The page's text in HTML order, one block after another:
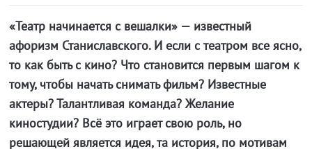
«Театр начинается с вешалки» — известный
афоризм Станиславского. И если с театром все ясно,
то как быть с кино? Что становится первым шагом к
тому, чтобы начать снимать фильм? Известные
актеры? Талантливая команда? Желание
киностудии? Всё это играет свою роль, но
решающей является идея, та история, по мотивам